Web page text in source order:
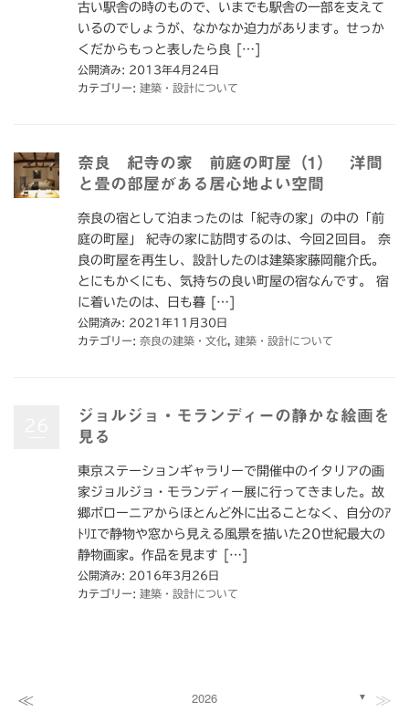
古い駅舎の時のもので、いまでも駅舎の一部を支えて
いるのでしょうが、なかなか迫力があります。せっか
くだからもっと表したら良 […]
公開済み: 2013年4月24日
カテゴリー: 建築・設計について
奈良 紀寺の家 前庭の町屋（1） 洋間
と畳の部屋がある居心地よい空間
奈良の宿として泊まったのは「紀寺の家」の中の「前
庭の町屋」 紀寺の家に訪問するのは、今回2回目。 奈
良の町屋を再生し、設計したのは建築家藤岡龍介氏。
とにもかくにも、気持ちの良い町屋の宿なんです。 宿
に着いたのは、日も暮 […]
公開済み: 2021年11月30日
カテゴリー: 奈良の建築・文化 建築・設計について
ジョルジョ・モランディーの静かな絵画を
見る
東京ステーションギャラリーで開催中のイタリアの画
家ジョルジョ・モランディー展に行ってきました。故
郷ボローニアからほとんど外に出ることなく、自分のｱ
ﾄﾘｴで静物や窓から見える風景を描いた20世紀最大の
静物画家。作品を見ます […]
公開済み: 2016年3月26日
カテゴリー: 建築・設計について
≪ 2026 ▼ ≫